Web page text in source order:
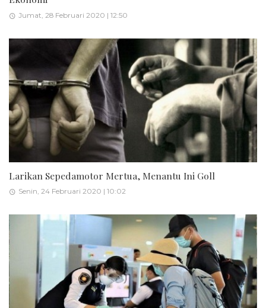
Jumat, 28 Februari 2020 | 12:50
Larikan Sepedamotor Mertua, Menantu Ini Goll
Senin, 24 Februari 2020 | 10:02